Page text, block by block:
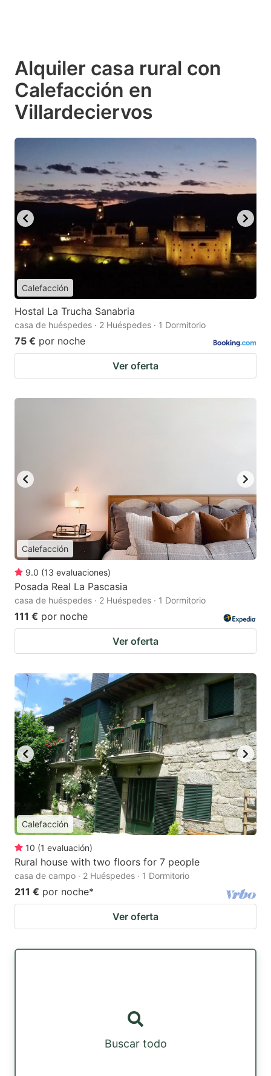
Alquiler casa rural con
Calefacción en
Villardeciervos
Calefacción
Hostal La Trucha Sanabria
casa de huéspedes · 2 Huéspedes · 1 Dormitorio
75 € por noche
Ver oferta
Calefacción
9.0 (13 evaluaciones)
Posada Real La Pascasia
casa de huéspedes · 2 Huéspedes · 1 Dormitorio
111 € por noche
Ver oferta
Calefacción
10 (1 evaluación)
Rural house with two floors for 7 people
casa de campo · 2 Huéspedes · 1 Dormitorio
211 € por noche*
Ver oferta
Buscar todo